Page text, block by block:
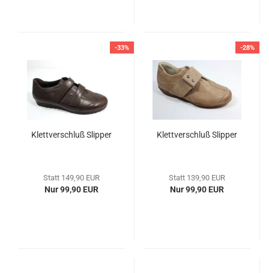
-33%
Klettverschluß Slipper
Statt 149,90 EUR
Nur 99,90 EUR
-28%
Klettverschluß Slipper
Statt 139,90 EUR
Nur 99,90 EUR